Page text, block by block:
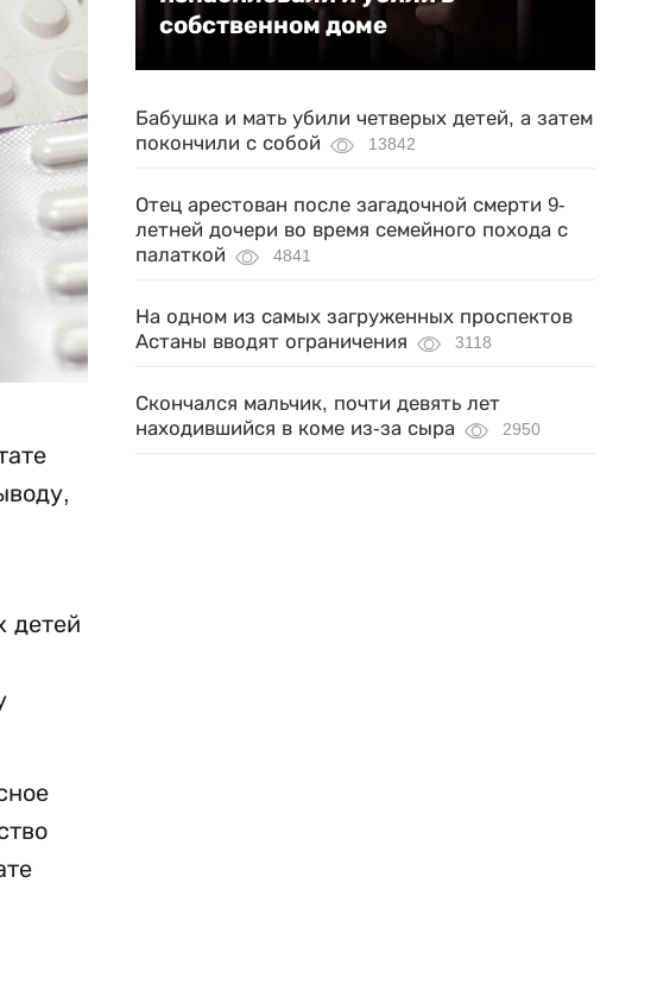
детей
собственном доме
Бабушка и мать убили четверых детей, а затем
покончили с собой
13842
Отец арестован после загадочной смерти 9-
летней дочери во время семейного похода с
палаткой
4841
На одном из самых загруженных проспектов
Астаны вводят ограничения
3118
Скончался мальчик, почти девять лет
находившийся в коме из-за сыра
2950